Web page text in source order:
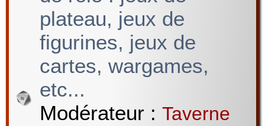
plateau, jeux de
figurines, jeux de
cartes, wargames,
etc...
Modérateur : Taverne